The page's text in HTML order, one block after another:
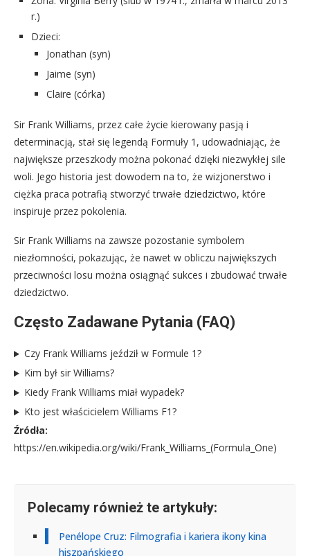
r.)
Dzieci:
Jonathan (syn)
Jaime (syn)
Claire (córka)
Sir Frank Williams, przez całe życie kierowany pasją i
determinacją, stał się legendą Formuły 1, udowadniając, że
największe przeszkody można pokonać dzięki niezwykłej sile
woli. Jego historia jest dowodem na to, że wizjonerstwo i
ciężka praca potrafią stworzyć trwałe dziedzictwo, które
inspiruje przez pokolenia.
Sir Frank Williams na zawsze pozostanie symbolem
niezłomności, pokazując, że nawet w obliczu największych
przeciwności losu można osiągnąć sukces i zbudować trwałe
dziedzictwo.
Często Zadawane Pytania (FAQ)
Czy Frank Williams jeździł w Formule 1?
Kim był sir Williams?
Kiedy Frank Williams miał wypadek?
Kto jest właścicielem Williams F1?
Źródła:
https://en.wikipedia.org/wiki/Frank_Williams_(Formula_One)
Polecamy również te artykuły:
Penélope Cruz: Filmografia i kariera ikony kina
hiszpańskiego